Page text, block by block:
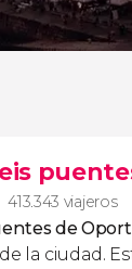
413.343 viajeros
de
la ciudad.